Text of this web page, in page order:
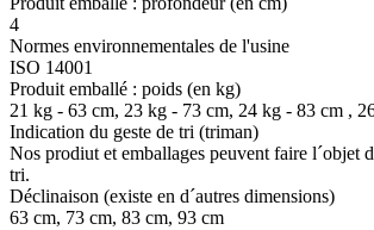
4
Normes environnementales de l'usine
ISO 14001
Produit emballé : poids (en kg)
21 kg - 63 cm, 23 kg - 73 cm, 24 kg - 83 cm ,
Indication du geste de tri (triman)
Nos prodiut et emballages peuvent faire l´objet
tri.
Déclinaison (existe en d´autres dimensions)
63 cm, 73 cm, 83 cm, 93 cm